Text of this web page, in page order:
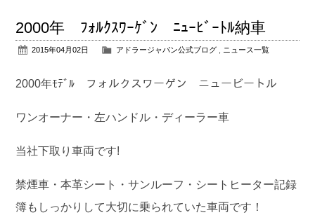
公式ブログ
2000年 ﾌｫﾙｸｽﾜｰｹﾞﾝ ﾆｭｰﾋﾞｰﾄﾙ納車
2015年04月02日 アドラージャパン公式ブログ ニュース一覧
2000年ﾓﾃﾞﾙ フォルクスワーゲン ニュービートル
ワンオーナー・左ハンドル・ディーラー車
当社下取り車両です!
禁煙車・本革シート・サンルーフ・シートヒーター記録
簿もしっかりして大切に乗られていた車両です！